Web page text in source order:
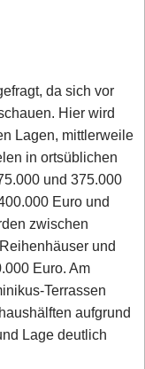
da sich vor
Hier wird
Lagen, mittlerweile
in ortsüblichen
und 375.000
Euro und
zwischen
und
Euro. Am
Terrassen
aufgrund
Lage deutlich